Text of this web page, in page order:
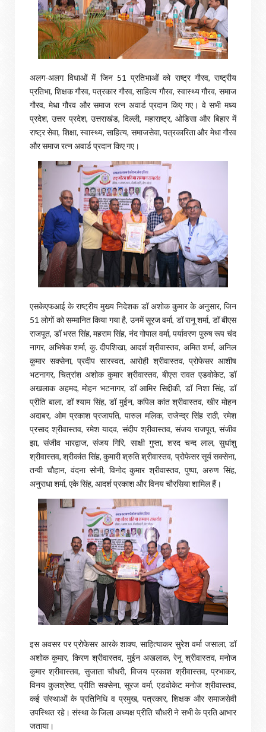
अलग-अलग विधाओं में जिन 51 प्रतिभाओं को राष्ट्र गौरव, राष्ट्रीय
प्रतिभा, शिक्षक गौरव, पत्रकार गौरव, साहित्य गौरव, स्वास्थ्य गौरव, समाज
गौरव, मेधा गौरव और समाज रत्न अवार्ड प्रदान किए गए। वे सभी मध्य
प्रदेश, उत्तर प्रदेश, उत्तराखंड, दिल्ली, महाराष्ट्र, ओडिसा और बिहार में
राष्ट्र सेवा, शिक्षा, स्वास्थ्य, साहित्य, समाजसेवा, पत्रकारिता और मेधा गौरव
और समाज रत्न अवार्ड प्रदान किए गए।
एसकेएफआई के राष्ट्रीय मुख्य निदेशक डॉ अशोक कुमार के अनुसार, जिन
51 लोगों को सम्मानित किया गया है, उनमें सूरज वर्मा, डॉ रानू शर्मा, डॉ बीएस
राजपूत, डॉ भरत सिंह, महराम सिंह, नंद गोपाल वर्मा, पर्यावरण पुरुष रूप चंद
नागर, अभिषेक शर्मा, कु. दीपशिखा, आदर्श श्रीवास्तव, अमित शर्मा, अनिल
कुमार सक्सेना, प्रदीप सारस्वत, आरोही श्रीवास्तव, प्रोफेसर आशीष
भटनागर, चित्रांश अशोक कुमार श्रीवास्तव, बीएस रावत एडवोकेट, डॉ
अखलाक अहमद, मोहन भटनागर, डॉ आमिर सिद्दीकी, डॉ निशा सिंह, डॉ
प्रीति बाला, डॉ श्याम सिंह, डॉ मुईन, कपिल कांत श्रीवास्तव, खीर मोहन
अदाबर, ओम प्रकाश प्रजापति, पारुल मलिक, राजेन्द्र सिंह राठी, रमेश
प्रसाद श्रीवास्तव, रमेश यादव, संदीप श्रीवास्तव, संजय राजपूत, संजीव
झा, संजीव भारद्वाज, संजय गिरि, साक्षी गुप्ता, शरद चन्द लाल, सुधांशु
श्रीवास्तव, श्रीकांत सिंह, कुमारी श्रुति श्रीवास्तव, प्रोफेसर सूर्य सक्सेना,
तन्वी चौहान, वंदना सोनी, विनोद कुमार श्रीवास्तव, पुष्पा, अरुण सिंह,
अनुराधा शर्मा, एके सिंह, आदर्श प्रकाश और विनय चौरसिया शामिल हैं।
इस अवसर पर प्रोफेसर आरके शाक्य, साहित्याकर सुरेश वर्मा जसाला, डॉ
अशोक कुमार, किरण श्रीवास्तव, मुईन अखलाक, रेनू श्रीवास्तव, मनोज
कुमार श्रीवास्तव, सुजाता चौधरी, विजय प्रकाश श्रीवास्तव, प्रभाकर,
विनय कुलश्रेष्ठ, प्रीति सक्सेना, सूरज वर्मा, एडवोकेट मनोज श्रीवास्तव,
कई संस्थाओं के प्रतिनिधि व प्रमुख, पत्रकार, शिक्षक और समाजसेवी
उपस्थित रहे। संस्था के जिला अध्यक्ष प्रीति चौधरी ने सभी के प्रति आभार
जताया।